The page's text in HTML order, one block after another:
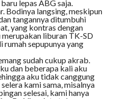
lepas ABG saja.
Bodinya langsing, meskipun
tangannya ditumbuhi
yang kontras dengan
liburan TK-SD
rumah sepupunya yang
sudah cukup akrab.
dan beberapa kali aku
aku tidak canggung
kami sama, misalnya
selesai, kami hanya